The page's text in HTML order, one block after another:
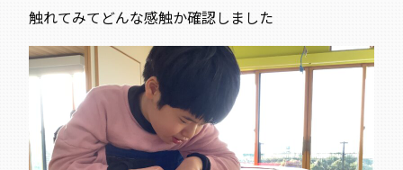
触れてみてどんな感触か確認しました